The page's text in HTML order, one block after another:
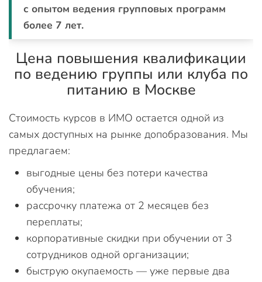
с опытом ведения групповых программ
более 7 лет.
Цена повышения квалификации
по ведению группы или клуба по
питанию в Москве
Стоимость курсов в ИМО остается одной из
самых доступных на рынке допобразования. Мы
предлагаем:
выгодные цены без потери качества
обучения;
рассрочку платежа от 2 месяцев без
переплаты;
корпоративные скидки при обучении от 3
сотрудников одной организации;
быструю окупаемость — уже первые два